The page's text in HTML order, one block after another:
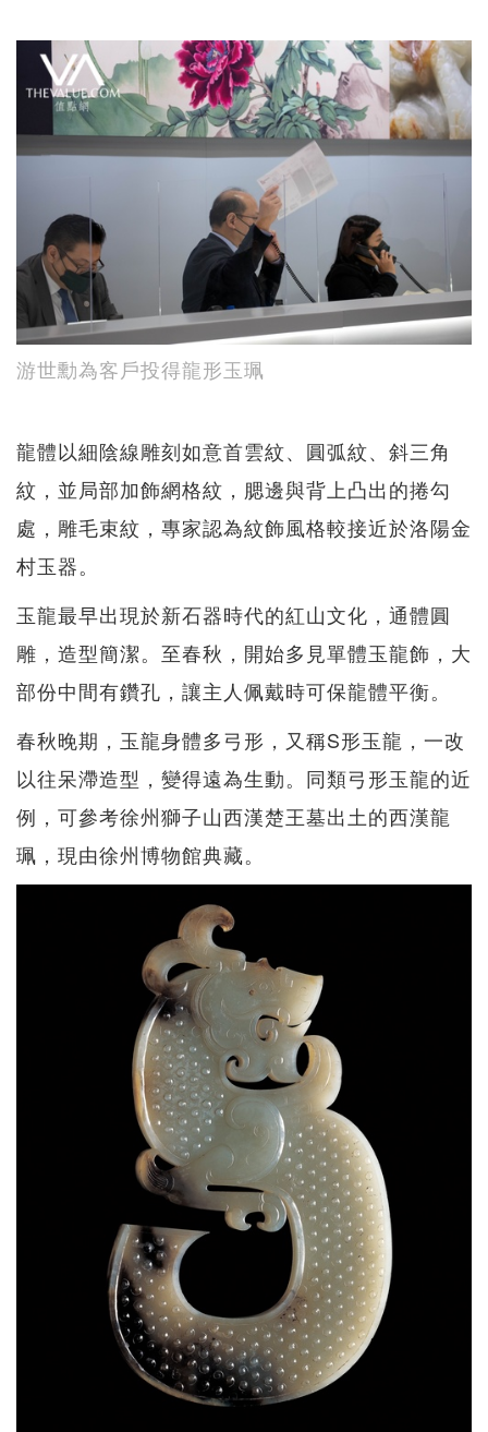
游世勳為客戶投得龍形玉珮
龍體以細陰線雕刻如意首雲紋、圓弧紋、斜三角
紋，並局部加飾網格紋，腮邊與背上凸出的捲勾
處，雕毛束紋，專家認為紋飾風格較接近於洛陽金
村玉器。
玉龍最早出現於新石器時代的紅山文化，通體圓
雕，造型簡潔。至春秋，開始多見單體玉龍飾，大
部份中間有鑽孔，讓主人佩戴時可保龍體平衡。
春秋晚期，玉龍身體多弓形，又稱S形玉龍，一改
以往呆滯造型，變得遠為生動。同類弓形玉龍的近
例，可參考徐州獅子山西漢楚王墓出土的西漢龍
珮，現由徐州博物館典藏。